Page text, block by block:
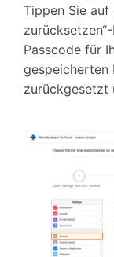
Tippen Sie auf
Passcode für
gespeicherten
zurückgesetzt